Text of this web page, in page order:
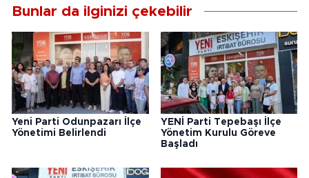
Bunlar da ilginizi çekebilir
Yeni Parti Odunpazarı İlçe
Yönetimi Belirlendi
YENİ Parti Tepebaşı İlçe
Yönetim Kurulu Göreve
Başladı